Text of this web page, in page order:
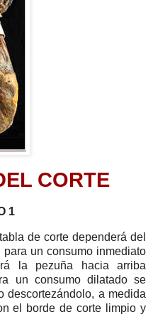
CORTE
1
de corte dependerá del
un consumo inmediato
la pezuña hacia arriba
un consumo dilatado se
descortezándolo, a medida
el borde de corte limpio y